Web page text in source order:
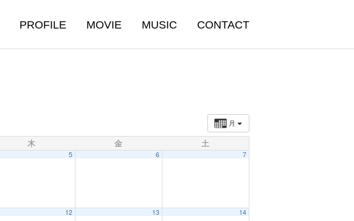
PROFILE MOVIE MUSIC CONTACT
月
木 金 土
5 6 7
12 13 14